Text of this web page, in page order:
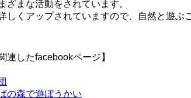
ざまな活動をされています。
しくアップされていますので、自然と遊ぶ
連したfacebookページ】
の森で遊ぼうかい